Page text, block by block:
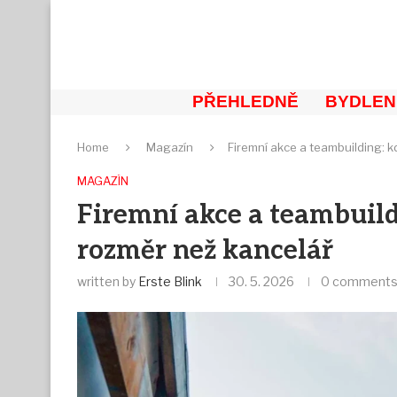
PŘEHLEDNĚ
Home Magazín Firemní akce a teambuilding:
MAGAZÍN
Firemní akce a
rozměr než kancelář
written by Erste Blink 30. 5. 2026 0 comments